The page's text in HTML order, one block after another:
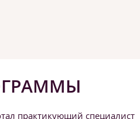
практикующий специалист